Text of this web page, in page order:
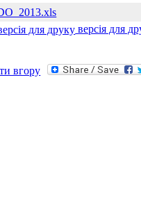
версія для
вгору